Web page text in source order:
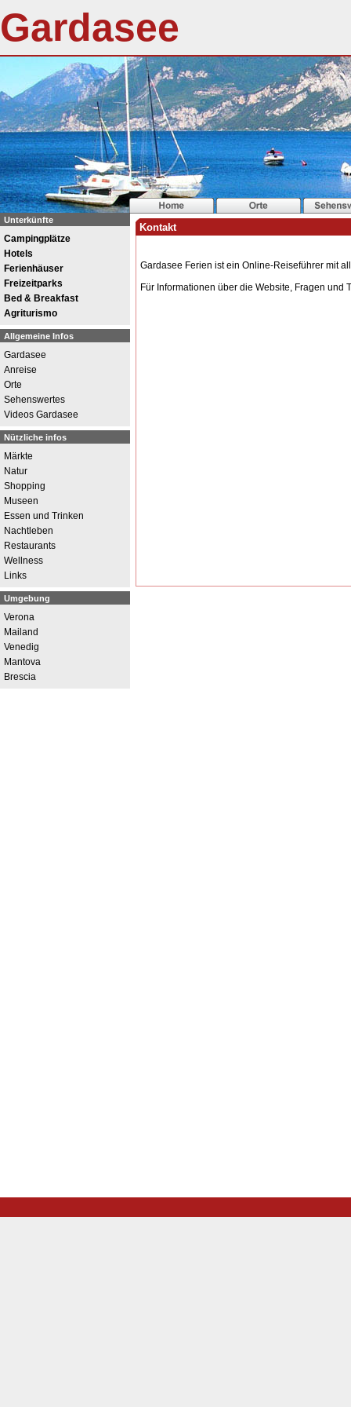
Gardasee
Unterkünfte
Campingplätze
Hotels
Ferienhäuser
Freizeitparks
Bed & Breakfast
Agriturismo
Allgemeine Infos
Gardasee
Anreise
Orte
Sehenswertes
Videos Gardasee
Nützliche infos
Märkte
Natur
Shopping
Museen
Essen und Trinken
Nachtleben
Restaurants
Wellness
Links
Umgebung
Verona
Mailand
Venedig
Mantova
Brescia
Kontakt
Gardasee Ferien ist ein Online-Reiseführer mit
Für Informationen über die Website, Fragen und